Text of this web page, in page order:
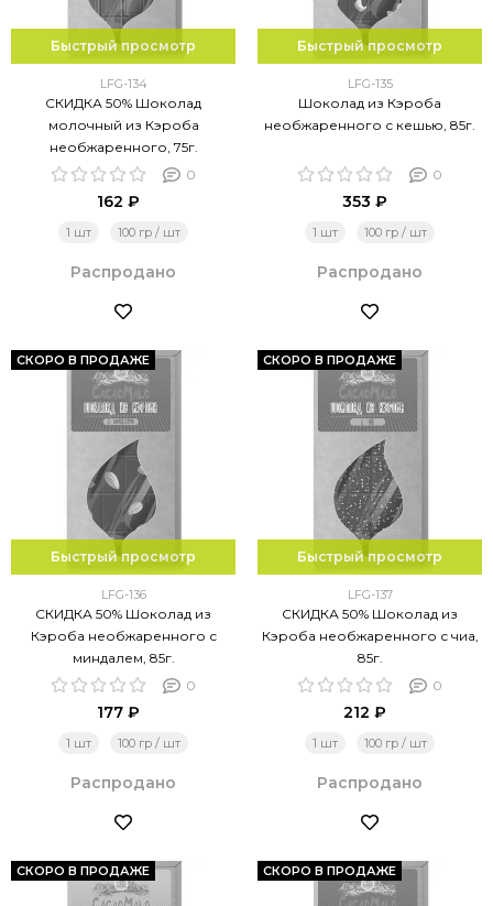
Быстрый просмотр
LFG-134
СКИДКА 50% Шоколад
молочный из Кэроба
необжаренного, 75г.
0
162 ₽
1 шт 100 гр / шт
Распродано
Быстрый просмотр
LFG-135
Шоколад из Кэроба
необжаренного с кешью, 85г.
0
353 ₽
1 шт 100 гр / шт
Распродано
СКОРО В ПРОДАЖЕ
Быстрый просмотр
LFG-136
СКИДКА 50% Шоколад из
Кэроба необжаренного с
миндалем, 85г.
0
177 ₽
1 шт 100 гр / шт
Распродано
СКОРО В ПРОДАЖЕ
Быстрый просмотр
LFG-137
СКИДКА 50% Шоколад из
Кэроба необжаренного с чиа,
85г.
0
212 ₽
1 шт 100 гр / шт
Распродано
СКОРО В ПРОДАЖЕ СКОРО В ПРОДАЖЕ